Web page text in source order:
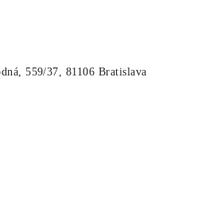
559/37, 81106 Bratislava